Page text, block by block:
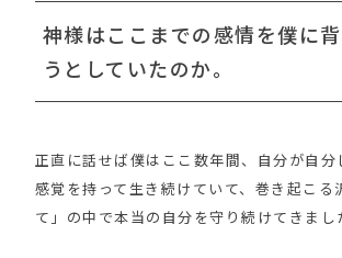
神様はここまでの感情を僕に
うとしていたのか。
正直に話せば僕はここ数年間、自分が自分
感覚を持って生き続けていて、巻き起こる
て」の中で本当の自分を守り続けてきまし